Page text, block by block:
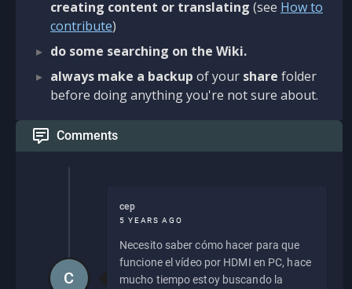
creating content or translating (see How to
contribute)
do some searching on the Wiki.
always make a backup of your share folder
before doing anything you're not sure about.
Comments
cep
5 YEARS AGO
Necesito saber cómo hacer para que
funcione el vídeo por HDMI en PC, hace
mucho tiempo estoy buscando la
C